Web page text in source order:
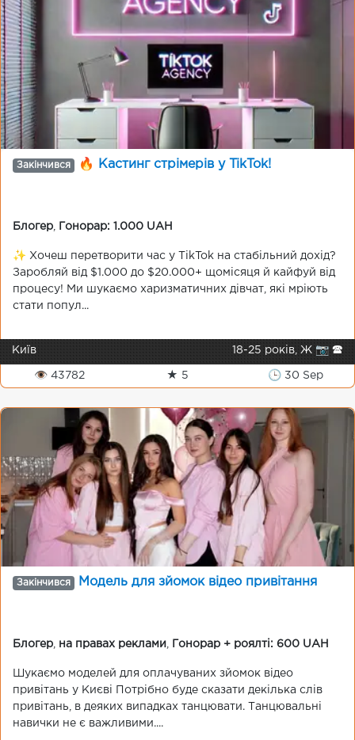
Закінчився 🔥 Кастинг стрімерів у TikTok!
Блогер Гонорар: 1.000 UAH
✨ Хочеш перетворити час у TikTok на стабільний дохід?
Заробляй від $1.000 до $20.000+ щомісяця й кайфуй від
процесу! Ми шукаємо харизматичних дівчат, які мріють
стати попул...
Київ 18-25 років, Ж 📷 🕿
👁 43782 ★ 5 🕒 30 Sep
Закінчився Модель для зйомок відео привітання
Блогер на правах реклами Гонорар + роялті: 600 UAH
Шукаємо моделей для оплачуваних зйомок відео
привітань у Києві Потрібно буде сказати декілька слів
привітань, в деяких випадках танцювати. Танцювальні
навички не є важливими....